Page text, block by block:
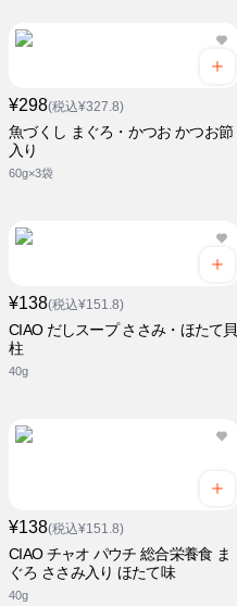
¥298(税込¥327.8)
魚づくし まぐろ・かつお かつお節
入り
60g×3袋
¥138(税込¥151.8)
CIAO だしスープ ささみ・ほたて貝
柱
40g
¥138(税込¥151.8)
CIAO チャオ パウチ 総合栄養食 ま
ぐろ ささみ入り ほたて味
40g